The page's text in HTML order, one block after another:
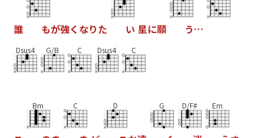
誰 もが強く なりた い 星に願 う…
Dsus4 G/B C Dsus4 C
Bm C D G D/F# Em